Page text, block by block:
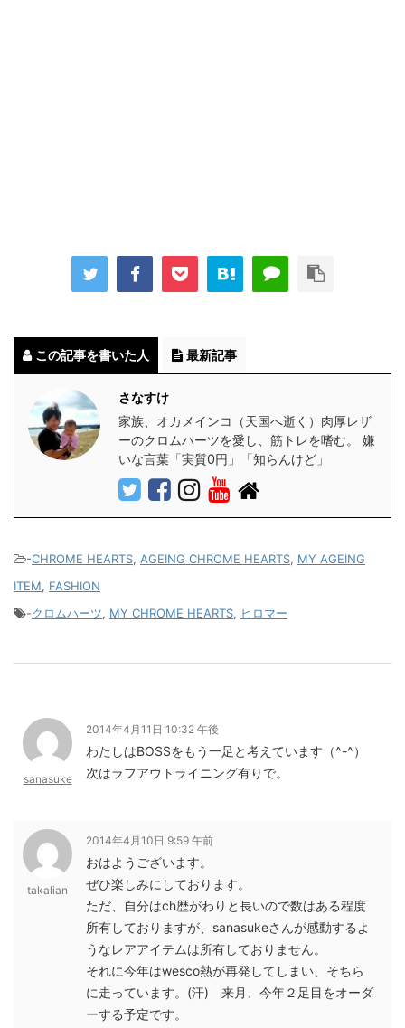
この記事を書いた人 最新記事
さなすけ
家族、オカメインコ（天国へ逝く）肉厚レザ
ーのクロムハーツを愛し、筋トレを嗜む。 嫌
いな言葉「実質0円」「知らんけど」
-CHROME HEARTS, AGEING CHROME HEARTS, MY AGEING
ITEM, FASHION
-クロムハーツ, MY CHROME HEARTS, ヒロマー
sanasuke
2014年4月11日 10:32 午後
わたしはBOSSをもう一足と考えています（^-^）
次はラフアウトライニング有りで。
takalian
2014年4月10日 9:59 午前
おはようございます。
ぜひ楽しみにしております。
ただ、自分はch歴がわりと長いので数はある程度
所有しておりますが、sanasukeさんが感動するよ
うなレアアイテムは所有しておりません。
それに今年はwesco熱が再発してしまい、そちら
に走っています。(汗) 来月、今年２足目をオーダ
ーする予定です。